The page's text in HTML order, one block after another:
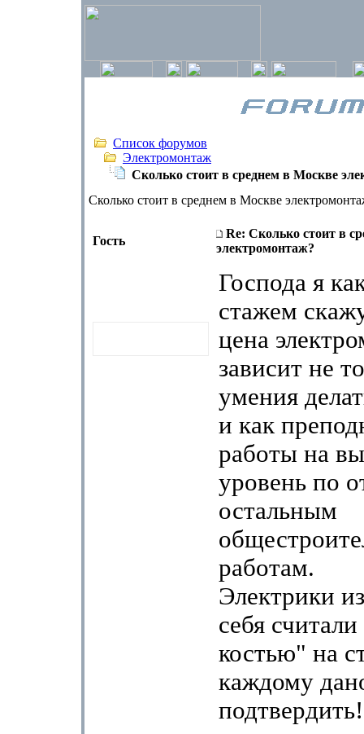
Список форумов
Электромонтаж
Сколько стоит в среднем в Москве
Сколько стоит в среднем в Москве
Гость
Re: Сколько стоит в
электромонтаж?
Господа я
стажем
цена
зависит не
умения
и как
работы на
уровень по
остальным
работам.
Электрики
себя
костью" на
каждому